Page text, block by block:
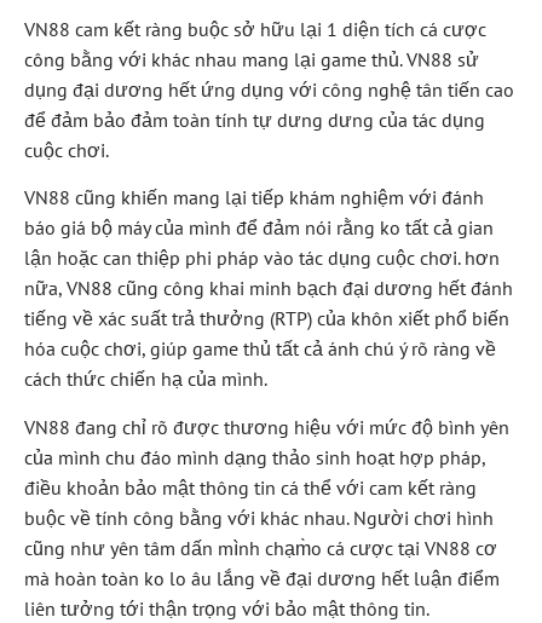
VN88 cam kết ràng buộc sở hữu lại 1 diện tích cá cược
công bằng với khác nhau mang lại game thủ. VN88 sử
dụng đại dương hết ứng dụng với công nghệ tân tiến cao
để đảm bảo đảm toàn tính tự dưng dưng của tác dụng
cuộc chơi.
VN88 cũng khiến mang lại tiếp khám nghiệm với đánh
báo giá bộ máy của mình để đảm nói rằng ko tất cả gian
lận hoặc can thiệp phi pháp vào tác dụng cuộc chơi. hơn
nữa, VN88 cũng công khai minh bạch đại dương hết đánh
tiếng về xác suất trả thưởng (RTP) của khôn xiết phổ biến
hóa cuộc chơi, giúp game thủ tất cả ánh chú ý rõ ràng về
cách thức chiến hạ của mình.
VN88 đang chỉ rõ được thương hiệu với mức độ bình yên
của mình chu đáo mình dạng thảo sinh hoạt hợp pháp,
điều khoản bảo mật thông tin cá thể với cam kết ràng
buộc về tính công bằng với khác nhau. Người chơi hình
cũng như yên tâm dấn mình chạm̀o cá cược tại VN88 cơ
mà hoàn toàn ko lo âu lắng về đại dương hết luận điểm
liên tưởng tới thận trọng với bảo mật thông tin.